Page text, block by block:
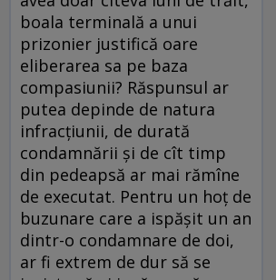
boala terminală a unui
prizonier justifică oare
eliberarea sa pe baza
compasiunii? Răspunsul ar
putea depinde de natura
infracţiunii, de durată
condamnării şi de cît timp
din pedeapsă ar mai rămîne
de executat. Pentru un hoţ de
buzunare care a ispăşit un an
dintr-o condamnare de doi,
ar fi extrem de dur să se